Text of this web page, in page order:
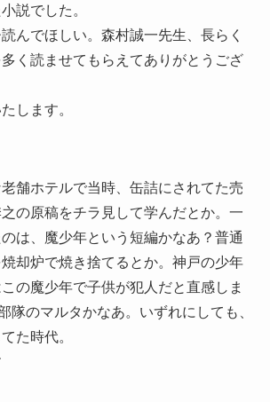
説でした。
んでほしい。森村誠一先生、長らく
く読ませてもらえてありがとうござ
します。
舗ホテルで当時、缶詰にされてた売
の原稿をチラ見して学んだとか。一
は、魔少年という短編かなあ？普通
却炉で焼き捨てるとか。神戸の少年
の魔少年で子供が犯人だと直感しま
隊のマルタかなあ。いずれにしても、
た時代。